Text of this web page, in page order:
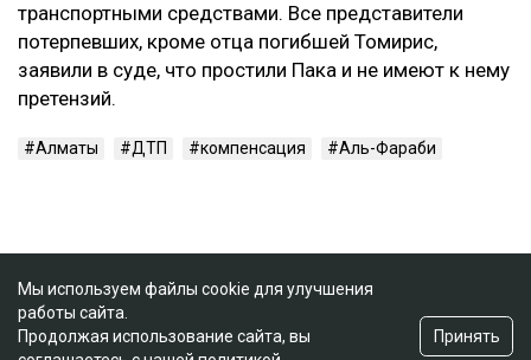
транспортными средствами. Все представители
потерпевших, кроме отца погибшей Томирис,
заявили в суде, что простили Пака и не имеют к нему
претензий.
Алматы ДТП компенсация Аль-Фараби
Мы используем файлы cookie для улучшения
работы сайта.
Продолжая использование сайта, вы
Принять